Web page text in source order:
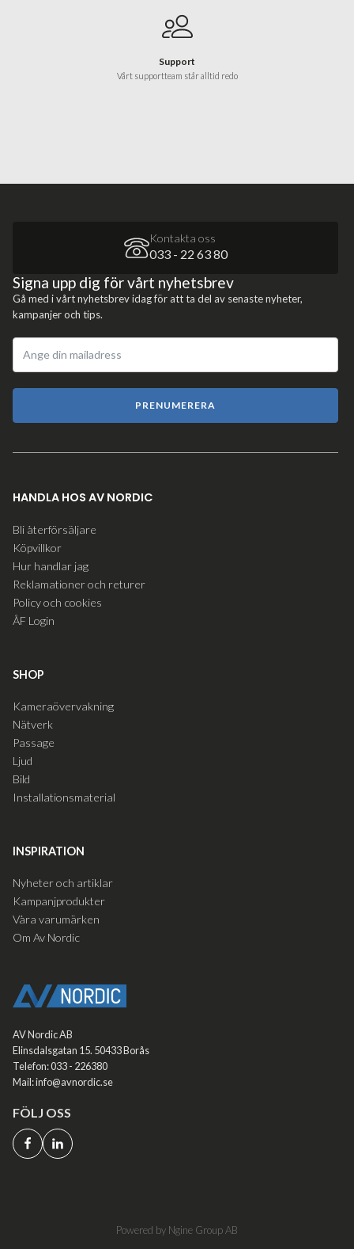
Support
Vårt supportteam står alltid redo
Kontakta oss
033 - 22 63 80
Signa upp dig för vårt nyhetsbrev
Gå med i vårt nyhetsbrev idag för att ta del av senaste nyheter,
kampanjer och tips.
PRENUMERERA
AV Nordic AB
Elinsdalsgatan 15. 50433 Borås
Telefon: 033 - 226380
Mail: info@avnordic.se
FÖLJ OSS
HANDLA HOS AV NORDIC
Bli återförsäljare
Köpvillkor
Hur handlar jag
Reklamationer och returer
Policy och cookies
ÅF Login
SHOP
Kameraövervakning
Nätverk
Passage
Ljud
Bild
Installationsmaterial
INSPIRATION
Nyheter och artiklar
Kampanjprodukter
Våra varumärken
Om Av Nordic
Powered by Ngine Group AB